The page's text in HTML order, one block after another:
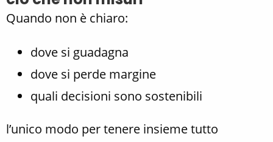
Quando non è chiaro:
dove si guadagna
dove si perde margine
quali decisioni sono sostenibili
l’unico modo per tenere insieme tutto